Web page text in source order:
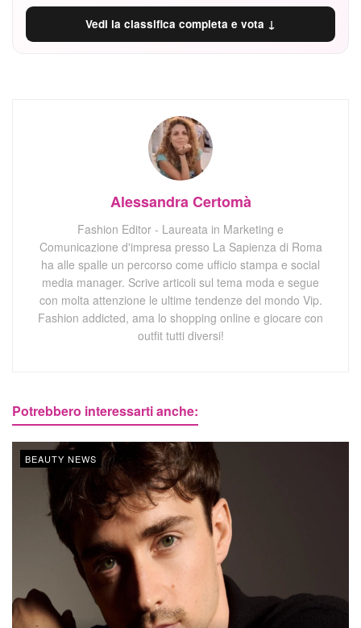
Vedi la classifica completa e vota ↓
Alessandra Certomà
Fashion Editor - Laureata in Marketing e
Comunicazione d'impresa presso La Sapienza di Roma
ha alle spalle un percorso come ufficio stampa e social
media manager. Scrive articoli sul tema moda e segue
con molta attenzione le ultime tendenze del mondo Vip.
Fashion addicted, ama lo shopping online e giocare con
outfit tutti diversi!
Potrebbero interessarti anche:
BEAUTY NEWS